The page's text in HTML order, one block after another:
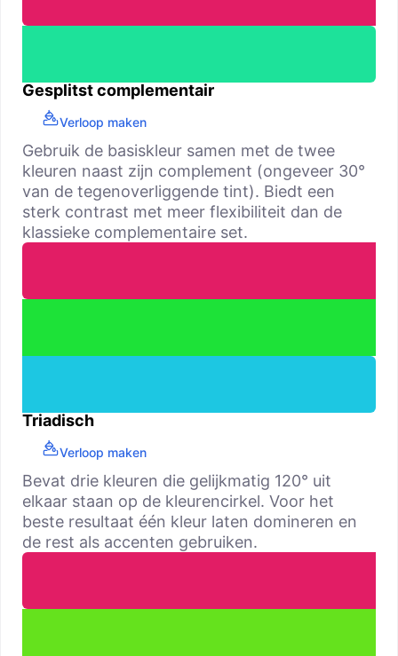
Gesplitst complementair
Verloop maken
Gebruik de basiskleur samen met de twee
kleuren naast zijn complement (ongeveer 30°
van de tegenoverliggende tint). Biedt een
sterk contrast met meer flexibiliteit dan de
klassieke complementaire set.
Triadisch
Verloop maken
Bevat drie kleuren die gelijkmatig 120° uit
elkaar staan op de kleurencirkel. Voor het
beste resultaat één kleur laten domineren en
de rest als accenten gebruiken.